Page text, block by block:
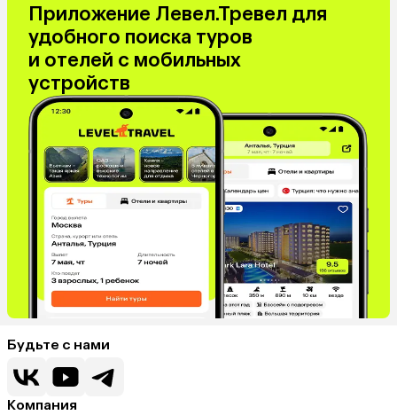
Приложение Левел.Тревел для
удобного поиска туров
и отелей с мобильных
устройств
Будьте с нами
Компания